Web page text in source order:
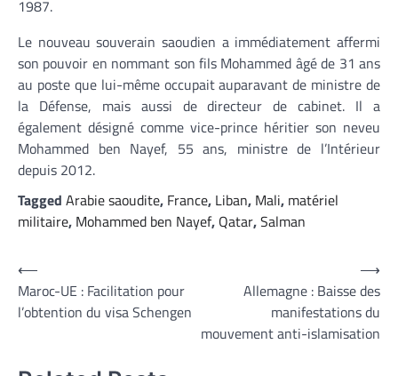
1987.
Le nouveau souverain saoudien a immédiatement affermi
son pouvoir en nommant son fils Mohammed âgé de 31 ans
au poste que lui-même occupait auparavant de ministre de
la Défense, mais aussi de directeur de cabinet. Il a
également désigné comme vice-prince héritier son neveu
Mohammed ben Nayef, 55 ans, ministre de l’Intérieur
depuis 2012.
Tagged Arabie saoudite, France, Liban, Mali, matériel
militaire, Mohammed ben Nayef, Qatar,Salman
Navigation
de
l’article
⟵
Maroc-UE : Facilitation pour
l’obtention du visa Schengen
Allemagne : Baisse des
manifestations du
mouvement anti-islamisation
⟶